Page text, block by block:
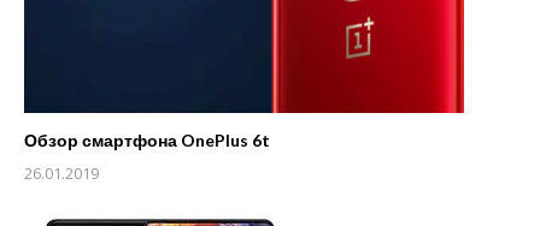
Обзор смартфона OnePlus 6t
26.01.2019